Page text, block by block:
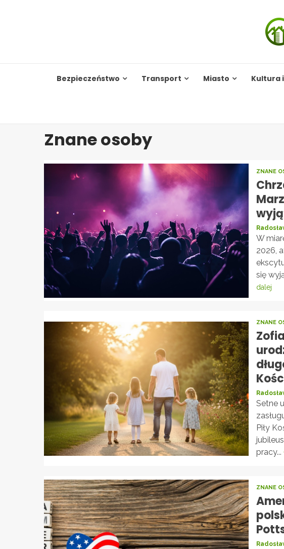
Bezpieczeństwo Transport Miasto Kultura
Znane osoby
ZNANE
W
2026,
się
dalej
ZNANE
Setne
Piły
pracy...
ZNANE